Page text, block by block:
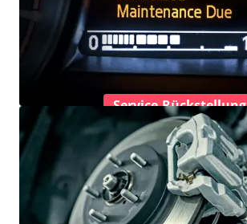
Service-Rückstellung